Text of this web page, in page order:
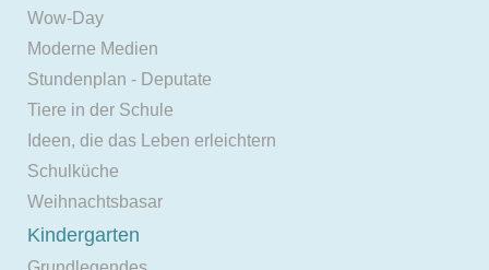
Wow-Day
Moderne Medien
Stundenplan - Deputate
Tiere in der Schule
Ideen, die das Leben erleichtern
Schulküche
Weihnachtsbasar
Kindergarten